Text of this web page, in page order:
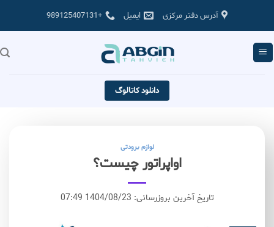
آدرس دفتر مرکزی ایمیل +989125407131
دانلود کاتالوگ
لوازم برودتی
اواپراتور چیست؟
تاریخ آخرین بروزرسانی: 1404/08/23 07:49